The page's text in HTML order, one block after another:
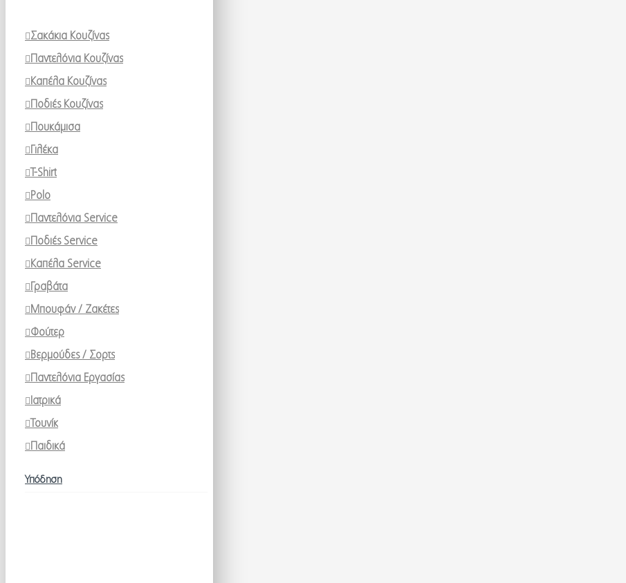
Σακάκια Κουζίνας
Παντελόνια Κουζίνας
Καπέλα Κουζίνας
Ποδιές Κουζίνας
Πουκάμισα
Γιλέκα
T-Shirt
Polo
Παντελόνια Service
Ποδιές Service
Καπέλα Service
Γραβάτα
Μπουφάν / Ζακέτες
Φούτερ
Βερμούδες / Σορτς
Παντελόνια Εργασίας
Ιατρικά
Τουνίκ
Παιδικά
Υπόδηση